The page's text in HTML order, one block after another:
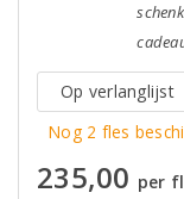
Op verlanglijst
Nog 2 fles
235,00 per